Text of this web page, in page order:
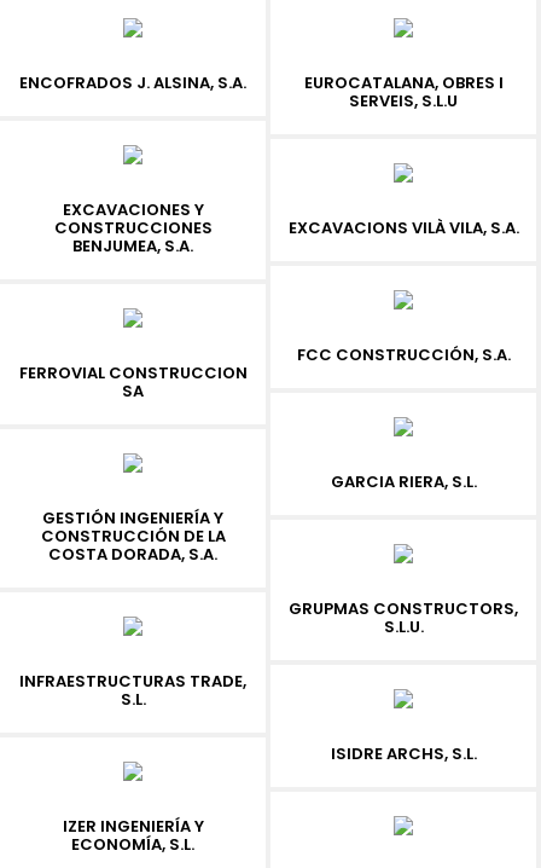
ENCOFRADOS J. ALSINA, S.A. EUROCATALANA, OBRES I
SERVEIS, S.L.U
EXCAVACIONES Y
CONSTRUCCIONES
BENJUMEA, S.A.
EXCAVACIONS VILÀ VILA, S.A.
FCC CONSTRUCCIÓN, S.A.
FERROVIAL CONSTRUCCION
SA
GARCIA RIERA, S.L.
GESTIÓN INGENIERÍA Y
CONSTRUCCIÓN DE LA
COSTA DORADA, S.A.
GRUPMAS CONSTRUCTORS,
S.L.U.
INFRAESTRUCTURAS TRADE,
S.L.
ISIDRE ARCHS, S.L.
IZER INGENIERÍA Y
ECONOMÍA, S.L.